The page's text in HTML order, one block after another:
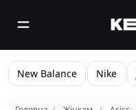
New Balance Nike